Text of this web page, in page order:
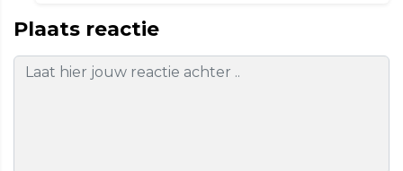
Plaats reactie